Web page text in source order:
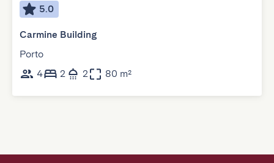
5.0
Carmine Building
Porto
4
2 2 80 m²